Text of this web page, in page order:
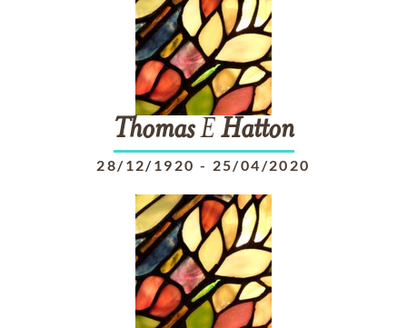
ThomasEHatton
28/12/1920 - 25/04/2020